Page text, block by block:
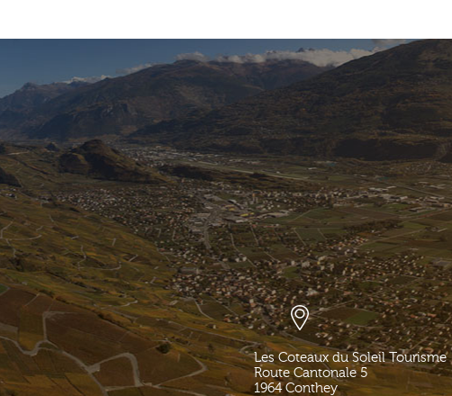
Les Coteaux du Soleil Tourisme
Route Cantonale 5
1964 Conthey